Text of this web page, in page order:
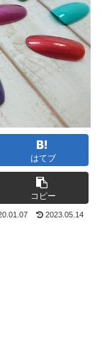
はてブ
コピー
2023.05.14